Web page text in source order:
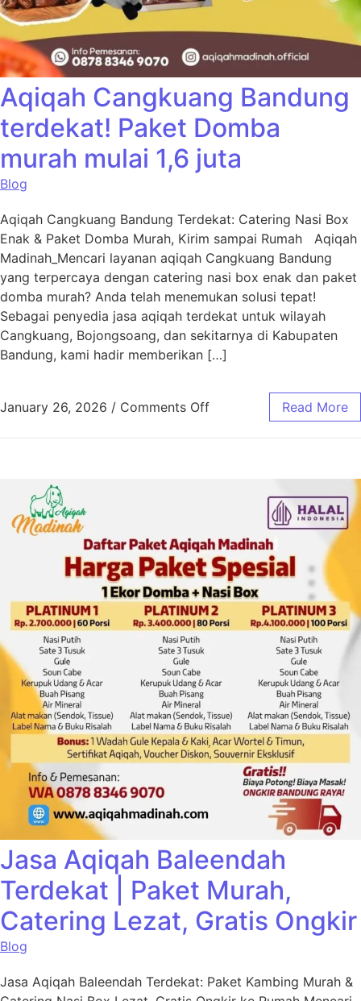
Aqiqah Cangkuang Bandung
terdekat! Paket Domba
murah mulai 1,6 juta
Blog
Aqiqah Cangkuang Bandung Terdekat: Catering Nasi Box
Enak & Paket Domba Murah, Kirim sampai Rumah Aqiqah
Madinah_Mencari layanan aqiqah Cangkuang Bandung
yang terpercaya dengan catering nasi box enak dan paket
domba murah? Anda telah menemukan solusi tepat!
Sebagai penyedia jasa aqiqah terdekat untuk wilayah
Cangkuang, Bojongsoang, dan sekitarnya di Kabupaten
Bandung, kami hadir memberikan […]
January 26, 2026 / Comments Off Read More
Jasa Aqiqah Baleendah
Terdekat | Paket Murah,
Catering Lezat, Gratis Ongkir
Blog
Jasa Aqiqah Baleendah Terdekat: Paket Kambing Murah &